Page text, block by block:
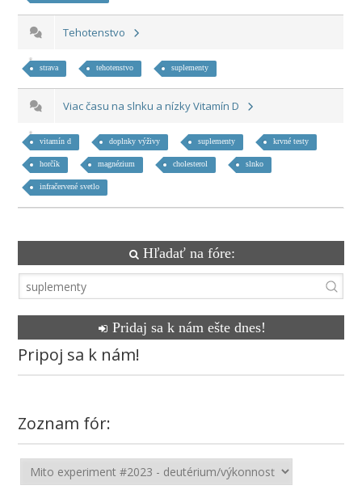
Tehotenstvo
strava tehotenstvo suplementy
Viac času na slnku a nízky Vitamín D
vitamín d doplnky výživy suplementy krvné testy
horčík magnézium cholesterol slnko
infračervené svetlo
Hľadať na fóre:
Pridaj sa k nám ešte dnes!
Pripoj sa k nám!
Zoznam fór: